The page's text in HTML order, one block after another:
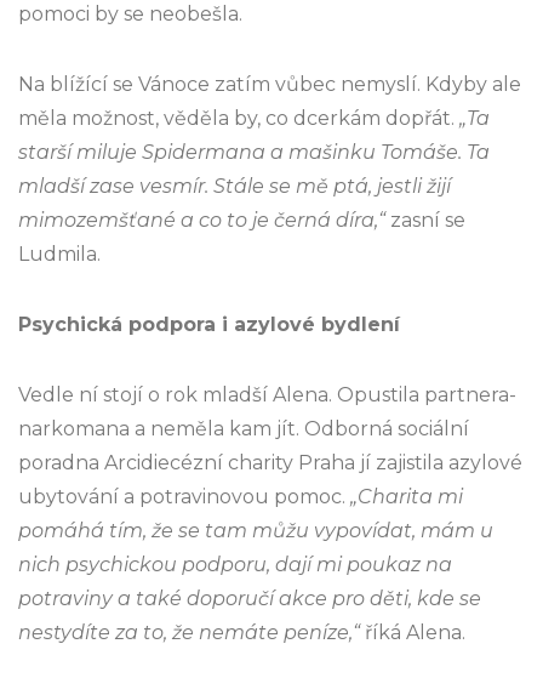
pomoci by se neobešla.
Na blížící se Vánoce zatím vůbec nemyslí. Kdyby ale
měla možnost, věděla by, co dcerkám dopřát. „Ta
starší miluje Spidermana a mašinku Tomáše. Ta
mladší zase vesmír. Stále se mě ptá, jestli žijí
mimozemšťané a co to je černá díra,“zasní se
Ludmila.
Psychická podpora i azylové bydlení
Vedle ní stojí o rok mladší Alena. Opustila partnera-
narkomana a neměla kam jít. Odborná sociální
poradna Arcidiecézní charity Praha jí zajistila azylové
ubytování a potravinovou pomoc. „Charita mi
pomáhá tím, že se tam můžu vypovídat, mám u
nich psychickou podporu, dají mi poukaz na
potraviny a také doporučí akce pro děti, kde se
nestydíte za to, že nemáte peníze,“říká Alena.